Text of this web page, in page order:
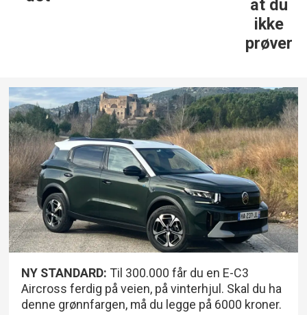
NY STANDARD: Til 300.000 får du en E-C3
Aircross ferdig på veien, på vinterhjul. Skal du ha
denne grønnfargen, må du legge på 6000 kroner.